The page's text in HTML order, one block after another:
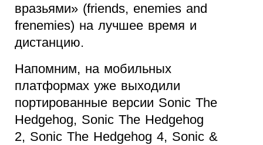
вразьями» (friends, enemies and
frenemies) на лучшее время и
дистанцию.
Напомним, на мобильных
платформах уже выходили
портированные версии Sonic The
Hedgehog, Sonic The Hedgehog
2, Sonic The Hedgehog 4, Sonic &